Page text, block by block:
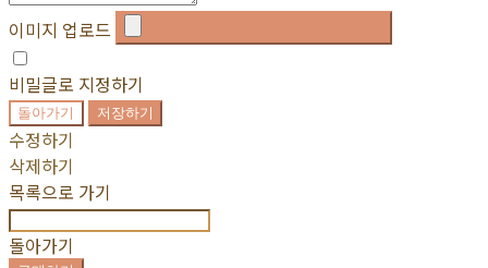
이미지 업로드
비밀글로 지정하기
돌아가기 저장하기
수정하기
삭제하기
목록으로 가기
돌아가기